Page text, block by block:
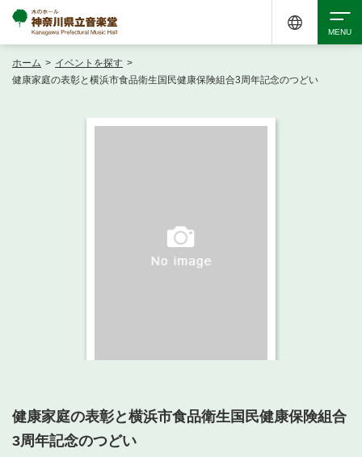
・ フロアマップ
・ よくある質問
・ 空き状況
・ 音楽堂のご案内
神奈川県立音楽堂
ホーム > イベントを探す >
健康家庭の表彰と横浜市食品衛生国民健康保険組合3周年記念のつどい
健康家庭の表彰と横浜市食品衛生国民健康保険組合
3周年記念のつどい